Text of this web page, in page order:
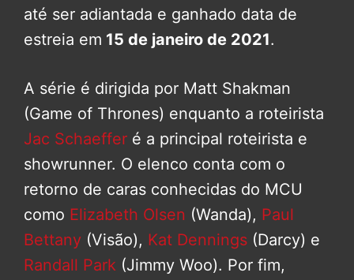
até ser adiantada e ganhado data de
estreia em 15 de janeiro de 2021.
A série é dirigida por Matt Shakman
(Game of Thrones) enquanto a roteirista
Jac Schaeffer é a principal roteirista e
showrunner. O elenco conta com o
retorno de caras conhecidas do MCU
como Elizabeth Olsen (Wanda), Paul
Bettany (Visão), Kat Dennings (Darcy) e
Randall Park (Jimmy Woo). Por fim,